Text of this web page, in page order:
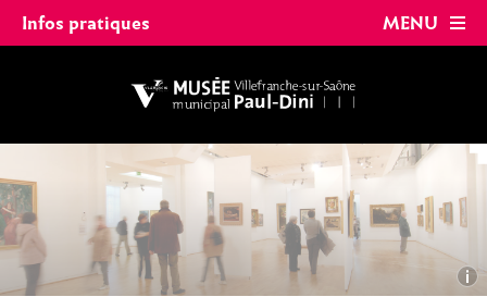
Panneau de gestion des cookies
Infos pratiques MENU